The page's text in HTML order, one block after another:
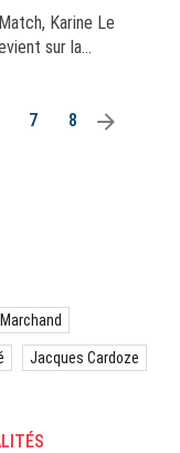
Karine Le
sur la
de sa rupture avec
7 8 arrow_right
Jacques Cardoze